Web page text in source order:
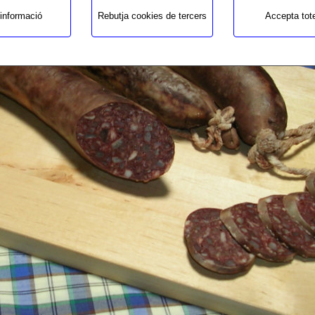
Rebutja cookies de tercers Accepta